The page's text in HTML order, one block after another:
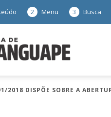
2 Menu 3 Busca
DISPÕE SOBRE A